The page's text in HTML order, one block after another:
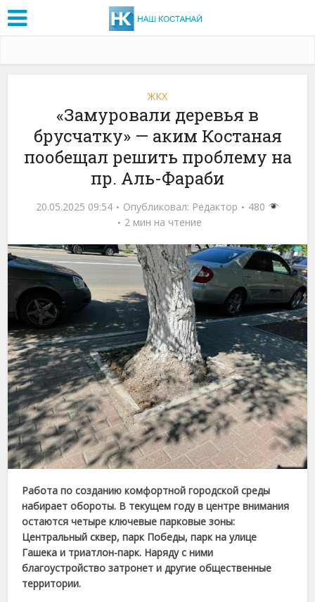
ЖКХ
«Замуровали деревья в
брусчатку» — аким Костаная
пообещал решить проблему на
пр. Аль-Фараби
20.05.2025 09:54 Опубликовал: Редактор
480
2 мин на чтение
Работапосозданиюкомфортнойгородскойсреды
набираетобороты. В текущемгодувцентревнимания
остаютсячетыреключевыепарковыезоны:
Центральныйсквер, парк Победы,паркнаулице
Гашекаи триатлон-парк. Нарядусними
благоустройствозатронетидругиеобщественные
территории.